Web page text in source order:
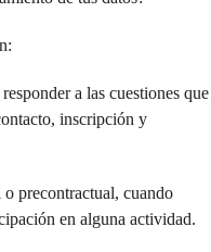
a las cuestiones que
inscripción y
precontractual, cuando
en alguna actividad.